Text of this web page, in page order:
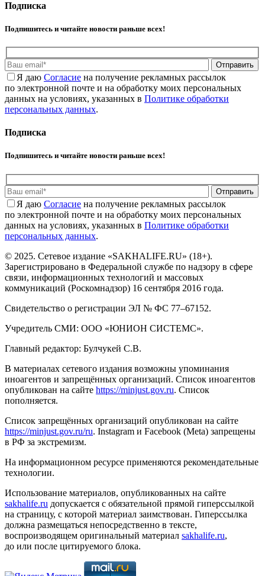
Подписка
Подпишитесь и читайте новости раньше всех!
Отправить
Я даю Cогласие на получение рекламных рассылок
по электронной почте и на обработку моих персональных
данных на условиях, указанных в Политике обработки
персональных данных.
Подписка
Подпишитесь и читайте новости раньше всех!
Отправить
Я даю Cогласие на получение рекламных рассылок
по электронной почте и на обработку моих персональных
данных на условиях, указанных в Политике обработки
персональных данных.
© 2025. Сетевое издание «SAKHALIFE.RU» (18+).
Зарегистрировано в Федеральной службе по надзору в сфере
связи, информационных технологий и массовых
коммуникаций (Роскомнадзор) 16 сентября 2016 года.
Свидетельство о регистрации ЭЛ № ФС 77–67152.
Учредитель СМИ: ООО «ЮНИОН СИСТЕМС».
Главный редактор: Булчукей С.В.
В материалах сетевого издания возможны упоминания
иноагентов и запрещённых организаций. Список иноагентов
опубликован на сайте https://minjust.gov.ru. Список
пополняется.
Список запрещённых организаций опубликован на сайте
https://minjust.gov.ru/ru. Instagram и Facebook (Metа) запрещены
в РФ за экстремизм.
На информационном ресурсе применяются рекомендательные
технологии.
Использование материалов, опубликованных на сайте
sakhalife.ru допускается с обязательной прямой гиперссылкой
на страницу, с которой материал заимствован. Гиперссылка
должна размещаться непосредственно в тексте,
воспроизводящем оригинальный материал sakhalife.ru,
до или после цитируемого блока.